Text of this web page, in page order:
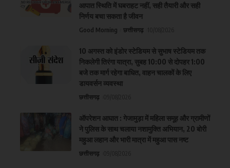
आपात स्थिति में घबराहट नहीं, सही तैयारी और सही
निर्णय बचा सकता है जीवन
Good Morning छत्तीसगढ़
10 अगस्त को इंडोर स्टेडियम से सुभाष स्टेडियम तक
निकलेगी तिरंगा यात्रा, सुबह 10:00 से दोपहर 1:00
बजे तक मार्ग रहेगा बाधित, वाहन चालकों के लिए
डायवर्सन व्यवस्था
छत्तीसगढ़
ऑपरेशन आघात : गेजामुड़ा में महिला समूह और ग्रामीणों
ने पुलिस के साथ चलाया नशामुक्ति अभियान, 20 बोरी
महुआ लहान और भारी मात्रा में महुआ पास नष्ट
छत्तीसगढ़